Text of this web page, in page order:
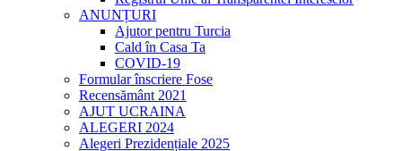
ANUNȚURI
Ajutor pentru Turcia
Cald în Casa Ta
COVID-19
Formular înscriere Fose
Recensământ 2021
AJUT UCRAINA
ALEGERI 2024
Alegeri Prezidențiale 2025